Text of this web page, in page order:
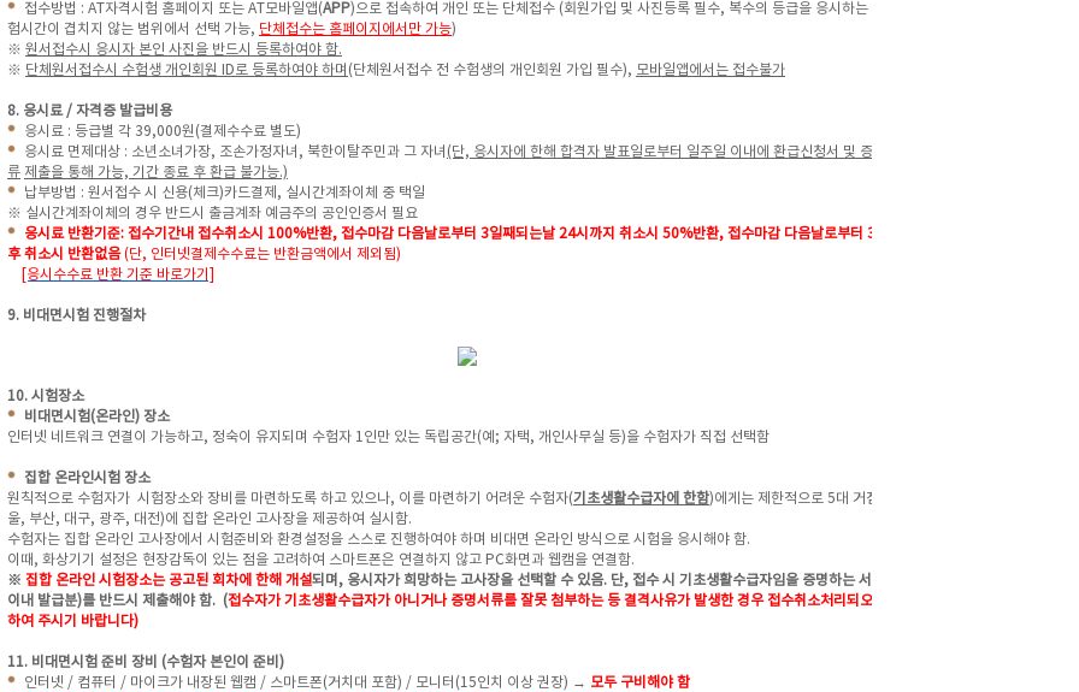
접수방법 : AT자격시험 홈페이지 또는 AT모바일앱(APP)으로 접속하여 개인 또는 단체접수 (회원가입 및 사진등록 필수, 복수의 등급을 응시하는 경우 시
험시간이 겹치지 않는 범위에서 선택 가능, 단체접수는 홈페이지에서만 가능)
※ 원서접수시 응시자 본인 사진을 반드시 등록하여야 함.
※ 단체원서접수시 수험생 개인회원 ID로 등록하여야 하며 (단체원서접수 전 수험생의 개인회원 가입 필수), 모바일앱에서는 접수불가
8. 응시료 / 자격증 발급비용
응시료 : 등급별 각 39,000원(결제수수료 별도)
응시료 면제대상 : 소년소녀가장, 조손가정자녀, 북한이탈주민과 그 자녀 (단, 응시자에 한해 합격자 발표일로부터 일주일 이내에 환급신청서 및 증빙서
류 제출을 통해 가능, 기간 종료 후 환급 불가능.)
납부방법 : 원서접수 시 신용(체크)카드결제, 실시간계좌이체 중 택일
※ 실시간계좌이체의 경우 반드시 출금계좌 예금주의 공인인증서 필요
응시료 반환기준: 접수기간내 접수취소시 100%반환, 접수마감 다음날로부터 3일째되는날 24시까지 취소시 50%반환, 접수마감 다음날로부터 3일 경과
후 취소시 반환없음(단, 인터넷결제수수료는 반환금액에서 제외됨)
[응시수수료 반환 기준 바로가기]
9. 비대면시험 진행절차
10. 시험장소
비대면시험(온라인) 장소
인터넷 네트워크 연결이 가능하고, 정숙이 유지되며 수험자 1인만 있는 독립공간(예; 자택, 개인사무실 등)을 수험자가 직접 선택함
집합 온라인시험 장소
원칙적으로 수험자가 시험장소와 장비를 마련하도록 하고 있으나, 이를 마련하기 어려운 수험자(기초생활수급자에 한함)에게는 제한적으로 5대 거점도시(서
울, 부산, 대구, 광주, 대전)에 집합 온라인 고사장을 제공하여 실시함.
수험자는 집합 온라인 고사장에서 시험준비와 환경설정을 스스로 진행하여야 하며 비대면 온라인 방식으로 시험을 응시해야 함.
이때, 화상기기 설정은 현장감독이 있는 점을 고려하여 스마트폰은 연결하지 않고 PC화면과 웹캠을 연결함.
※ 집합 온라인 시험장소는 공고된 회차에 한해 개설되며, 응시자가 희망하는 고사장을 선택할 수 있음. 단, 접수 시 기초생활수급자임을 증명하는 서류(2개월
이내 발급분)를 반드시 제출해야 함. (접수자가기초생활수급자가 아니거나 증명서류를 잘못 첨부하는 등 결격사유가 발생한 경우 접수취소처리되오니 유의
하여 주시기 바랍니다)
11. 비대면시험 준비 장비 (수험자 본인이 준비)
인터넷 / 컴퓨터 / 마이크가 내장된 웹캠 / 스마트폰(거치대 포함) / 모니터(15인치 이상 권장) → 모두 구비해야 함